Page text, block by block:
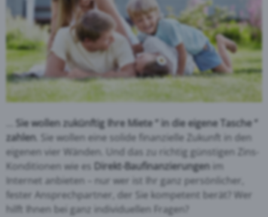
Sie wollen zukünftig Ihre Miete “ in die eigene Tasche “
zahlen . Sie wollen eine solide finanzielle Zukunft in den
eigenen vier Wänden. Und das zu richtig günstigen Zins-
Konditionen wie es
Direkt-Baufinanzierungen im
Internet anbieten – nur wer ist Ihr ganz persönlicher,
fester Ansprechpartner, der Sie kompetent berät? Wer
hilft Ihnen bei ganz individuellen Fragen?